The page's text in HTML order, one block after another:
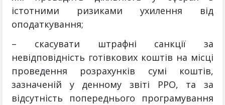
істотними ризиками ухилення від
оподаткування;
– скасувати штрафні санкції за
невідповідність готівкових коштів на місці
проведення розрахунків сумі коштів,
зазначеній у денному звіті РРО, та за
відсутність попереднього програмування